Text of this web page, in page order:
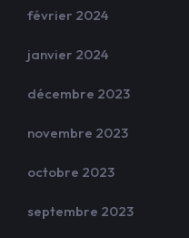
février 2024
janvier 2024
décembre 2023
novembre 2023
octobre 2023
septembre 2023